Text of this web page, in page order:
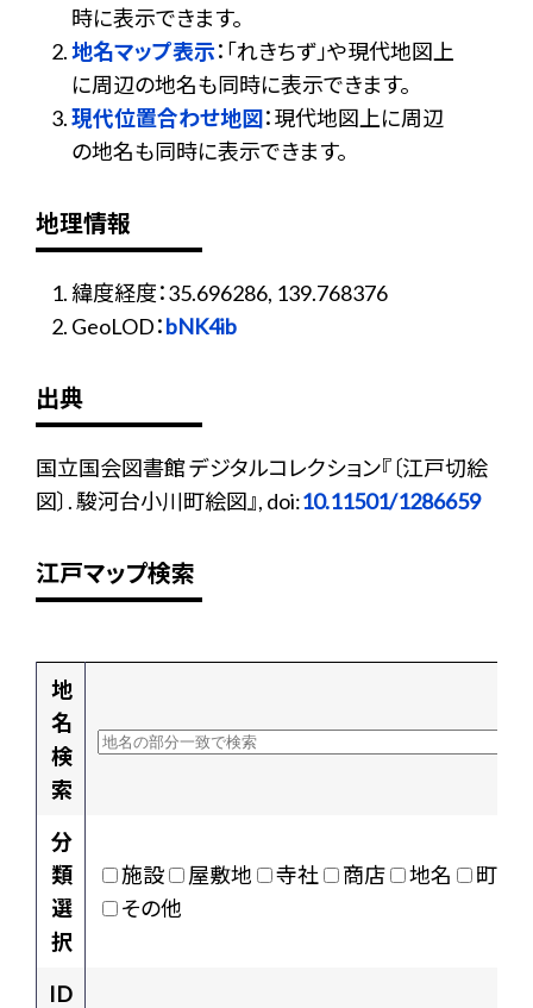
時に表示できます。
地名マップ表示：「れきちず」や現代地図上
に周辺の地名も同時に表示できます。
現代位置合わせ地図：現代地図上に周辺
の地名も同時に表示できます。
地理情報
緯度経度：35.696286, 139.768376
GeoLOD：bNK4ib
出典
国立国会図書館 デジタルコレクション『〔江戸切絵
図〕. 駿河台小川町絵図』, doi:10.11501/1286659
江戸マップ検索
地
名
検
索
分
類
選
択
施設 屋敷地 寺社 商店 地名
町村
その他
ID